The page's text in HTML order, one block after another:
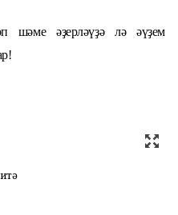
шәме әҙерләүҙә лә әүҙем